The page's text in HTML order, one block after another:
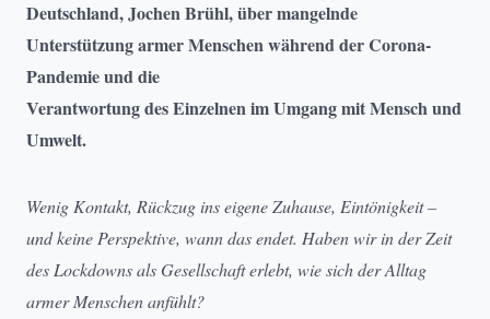
Deutschland, Jochen Brühl, über mangelnde
Unterstützung armer Menschen während der Corona-
Pandemie und die
Verantwortung des Einzelnen im Umgang mit Mensch und
Umwelt.
Wenig Kontakt, Rückzug ins eigene Zuhause, Eintönigkeit –
und keine Perspektive, wann das endet. Haben wir in der Zeit
des Lockdowns als Gesellschaft erlebt, wie sich der Alltag
armer Menschen anfühlt?